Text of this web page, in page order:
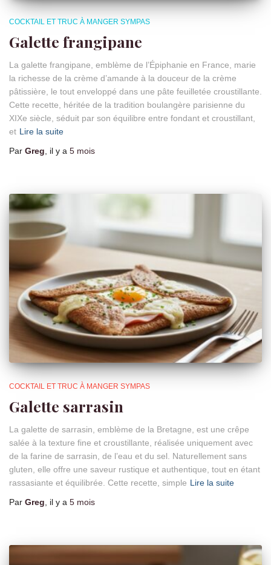
COCKTAIL ET TRUC À MANGER SYMPAS
Galette frangipane
La galette frangipane, emblème de l’Épiphanie en France, marie
la richesse de la crème d’amande à la douceur de la crème
pâtissière, le tout enveloppé dans une pâte feuilletée croustillante.
Cette recette, héritée de la tradition boulangère parisienne du
XIXe siècle, séduit par son équilibre entre fondant et croustillant,
et Lire la suite
Par Greg, il y a 5 mois
COCKTAIL ET TRUC À MANGER SYMPAS
Galette sarrasin
La galette de sarrasin, emblème de la Bretagne, est une crêpe
salée à la texture fine et croustillante, réalisée uniquement avec
de la farine de sarrasin, de l’eau et du sel. Naturellement sans
gluten, elle offre une saveur rustique et authentique, tout en étant
rassasiante et équilibrée. Cette recette, simple Lire la suite
Par Greg , il y a 5 mois